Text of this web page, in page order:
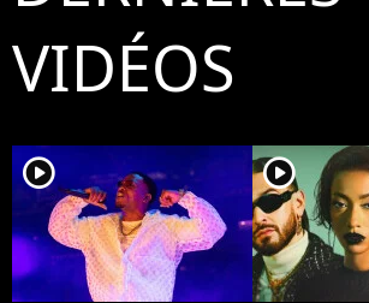
VIDÉOS
player2 player2